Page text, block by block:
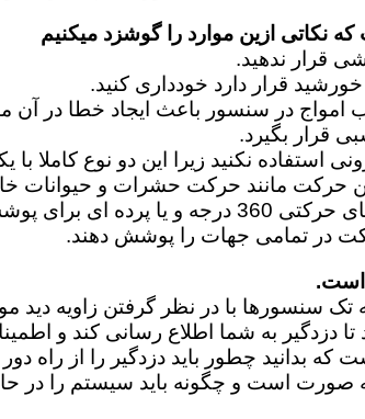
ازین موارد را گوشزد میکنیم
مانند حرکت حشرات و حیوانات
در تمامی جهات را پوشش دهند.
است.
تک سنسورها با در نظر گرفتن زاویه
دزدگیر به شما اطلاع رسانی کند و
بدانید چطور باید دزدگیر را از راه
است و چگونه باید سیستم را در